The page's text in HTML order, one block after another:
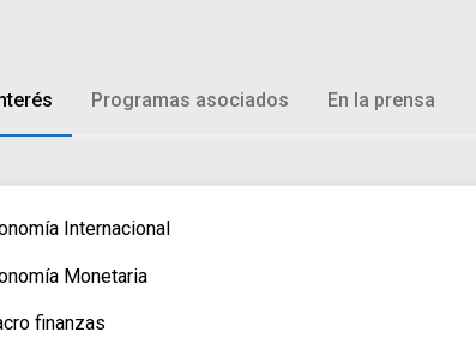
Programas asociados En la prensa
Internacional
Monetaria
finanzas